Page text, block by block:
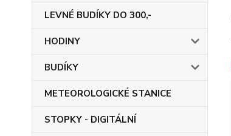
LEVNÉ BUDÍKY DO 300,-
HODINY
BUDÍKY
METEOROLOGICKÉ STANICE
STOPKY - DIGITÁLNÍ